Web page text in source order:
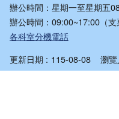
辦公時間：星期一至星期五
辦公時間：09:00~17:00（支
各科室分機電話
更新日期
115-08-08 瀏